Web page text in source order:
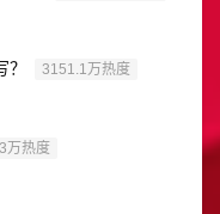
3151.1万热度
万热度